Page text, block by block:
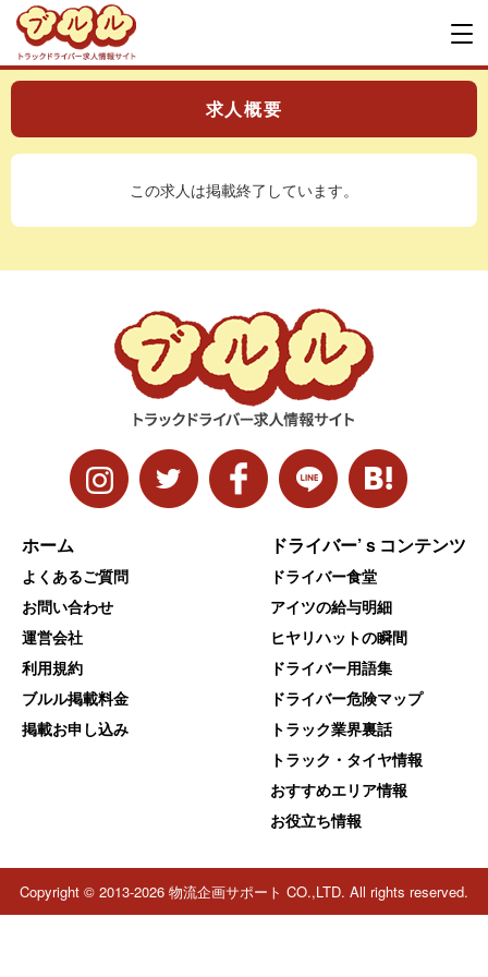
求人概要
この求人は掲載終了しています。
ホーム
よくあるご質問
お問い合わせ
運営会社
利用規約
ブルル掲載料金
掲載お申し込み
ドライバー’ｓコンテンツ
ドライバー食堂
アイツの給与明細
ヒヤリハットの瞬間
ドライバー用語集
ドライバー危険マップ
トラック業界裏話
トラック・タイヤ情報
おすすめエリア情報
お役立ち情報
Copyright © 2013-2026 物流企画サポート CO.,LTD. All rights reserved.